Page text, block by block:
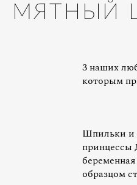
МЯТНЫЙ
3 наших
которым
Шпильки и
принцессы
образцом